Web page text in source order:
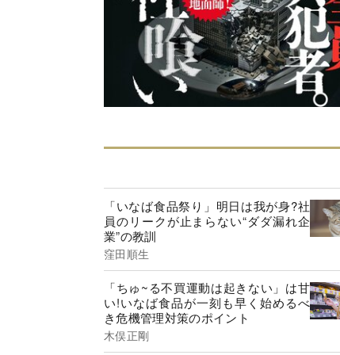
「いなば食品祭り」明日は我が身?社
員のリークが止まらない“ダダ漏れ企
業”の教訓
窪田順生
「ちゅ~る不買運動は起きない」は甘
い!いなば食品が一刻も早く始めるべ
き危機管理対策のポイント
木俣正剛